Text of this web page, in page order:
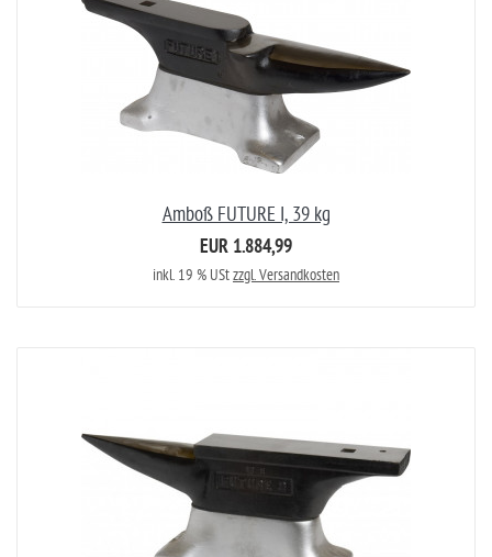
Amboß FUTURE I, 39 kg
EUR 1.884,99
inkl. 19 % UStzzgl. Versandkosten